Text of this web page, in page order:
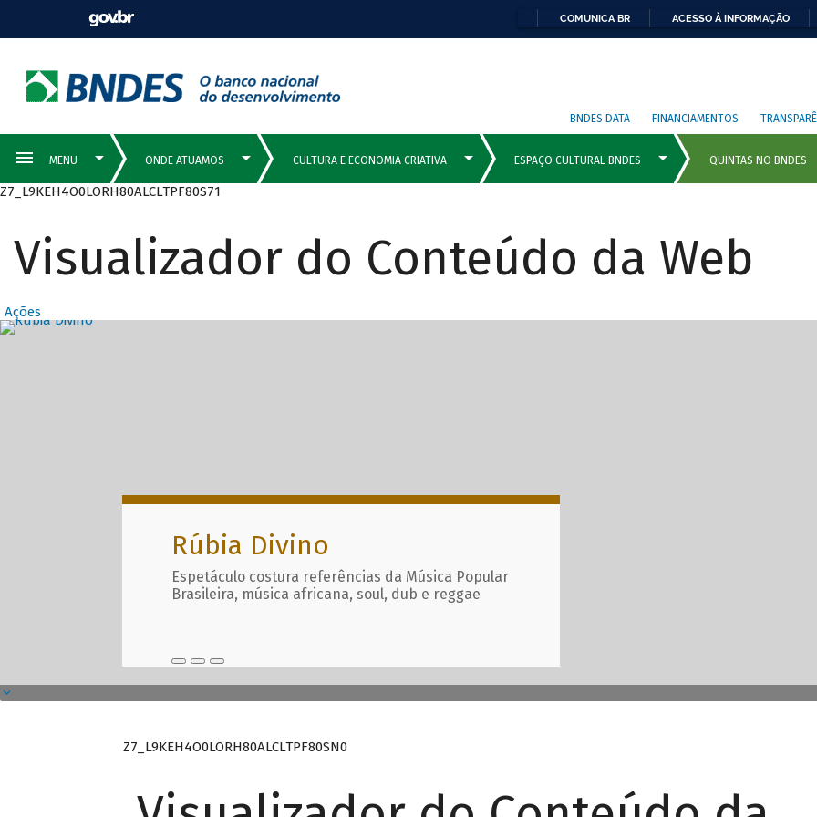
COMUNICA BR ACESSO À INFORMAÇÃO
BNDES DATA FINANCIAMENTOS
Z7_L9KEH4O0LORH80ALCLTPF80S71
Visualizador do Conteúdo da Web
Ações
Destaques Principais com
Rúbia Divino
Espetáculo costura referências da Música Popular
Brasileira, música africana, soul, dub e reggae
Z7_L9KEH4O0LORH80ALCLTPF80SN0